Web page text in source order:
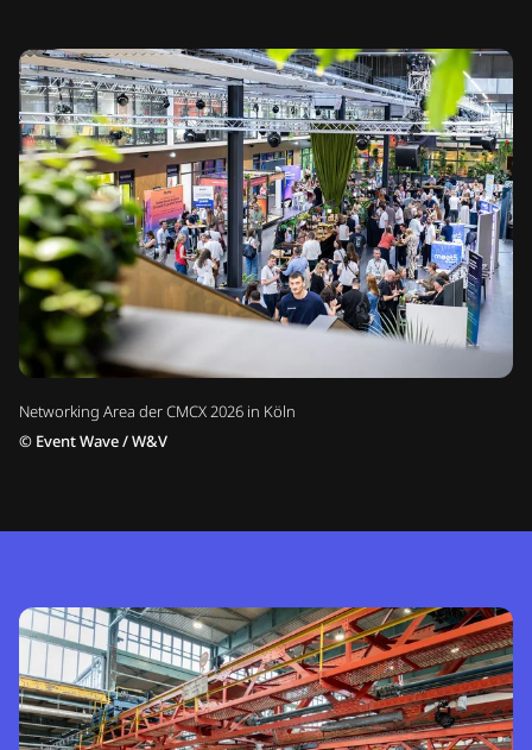
Networking Area der CMCX 2026 in Köln
© Event Wave / W&V